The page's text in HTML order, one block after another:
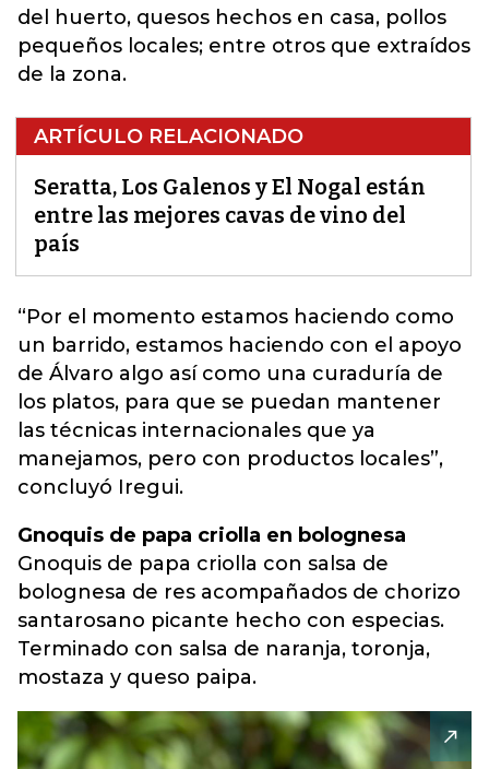
del huerto, quesos hechos en casa, pollos
pequeños locales; entre otros que extraídos
de la zona.
ARTÍCULO RELACIONADO
Seratta, Los Galenos y El Nogal están
entre las mejores cavas de vino del
país
“Por el momento estamos haciendo como
un barrido, estamos haciendo con el apoyo
de Álvaro algo así como una curaduría de
los platos, para que se puedan mantener
las técnicas internacionales que ya
manejamos, pero con productos locales”,
concluyó Iregui.
Gnoquis de papa criolla en bolognesa
Gnoquis de papa criolla con salsa de
bolognesa de res acompañados de chorizo
santarosano picante hecho con especias.
Terminado con salsa de naranja, toronja,
mostaza y queso paipa.